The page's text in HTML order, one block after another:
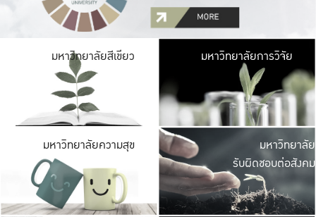
มหาวิทยาลัยสีเขียว มหาวิ
มีพื้นที่เขียวสดใส
เป็นป่าในเมือง เกษต
มหาวิทยาลัยการวิจัย
มหาวิทยาลัยความสุข มหาวิ
ค
เปิดประ
และพบเรื่องราวใ
มหาวิทยาลัย
รับผิดชอบต่อสังคม